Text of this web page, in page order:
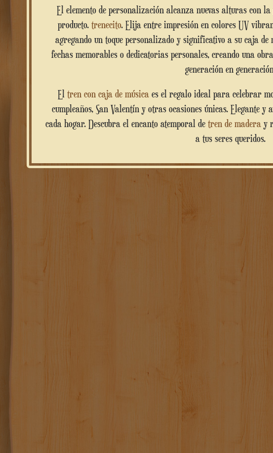
El elemento de personalización alcanza nuevas alturas con la posibilidad de hacer único un lado del
producto. trenecito. Elija entre impresión en colores UV
agregando un toque personalizado y significativo a su caja de
fechas memorables o dedicatorias personales, creando una
generación en
El tren con caja de músicaes el regalo ideal para celebrar
cumpleaños, San Valentín y otras ocasiones únicas.
cada hogar. Descubra el encanto atemporal de tren de maderay
a tus seres queridos.